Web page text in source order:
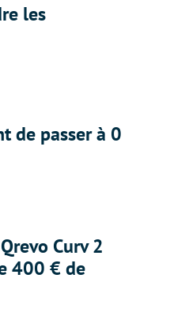
les
de passer à 0
Curv 2
400 € de